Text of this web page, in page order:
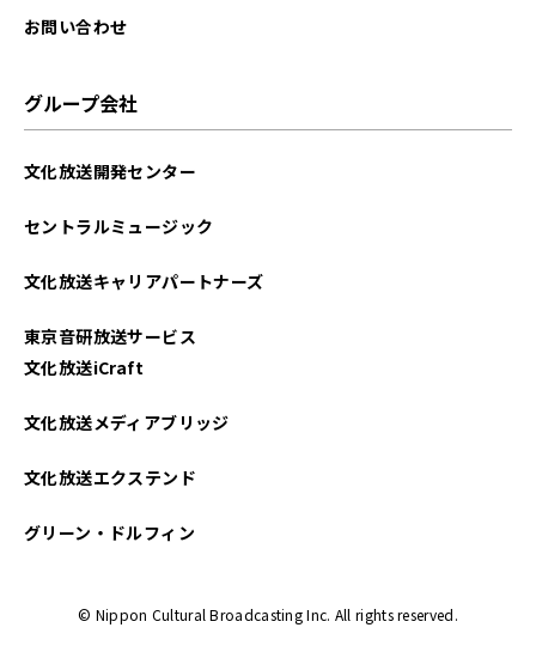
2025年4月
2024年11月
2024年10月
2024年9月
お問い合わせ
グループ会社
文化放送開発センター
セントラルミュージック
文化放送キャリアパートナーズ
東京音研放送サービス
文化放送iCraft
文化放送メディアブリッジ
文化放送エクステンド
グリーン・ドルフィン
© Nippon Cultural Broadcasting Inc. All rights reserved.